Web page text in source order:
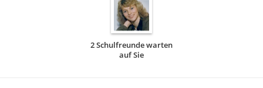
2 Schulfreunde warten
auf Sie